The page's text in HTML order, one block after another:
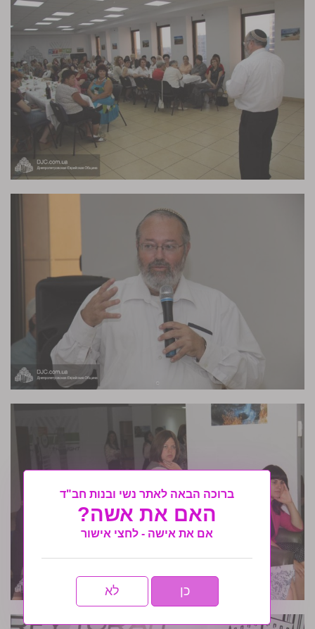
ברוכה הבאה לאתר נשי ובנות חב"ד
האם את אשה?
אם את אישה - לחצי אישור
כן לא